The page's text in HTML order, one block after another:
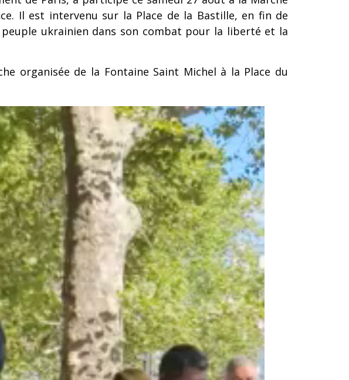
Il est intervenu sur la Place de la Bastille, en fin de
ukrainien dans son combat pour la liberté et la
organisée de la Fontaine Saint Michel à la Place du